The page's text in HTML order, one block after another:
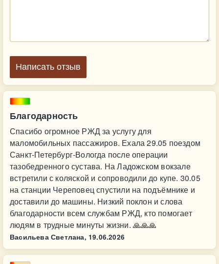
Благодарность
Спасибо огромное РЖД за услугу для
маломобильных пассажиров. Ехала 29.05 поездом
Санкт-Петербург-Вологда после операции
тазобедренного сустава. На Ладожском вокзале
встретили с коляской и сопроводили до купе. 30.05
на станции Череповец спустили на подъёмнике и
доставили до машины. Низкий поклон и слова
благодарности всем службам РЖД, кто помогает
людям в трудные минуты жизни. 🙏🙏🙏
Васильева Светлана, 19.06.2026
Написать отзыв